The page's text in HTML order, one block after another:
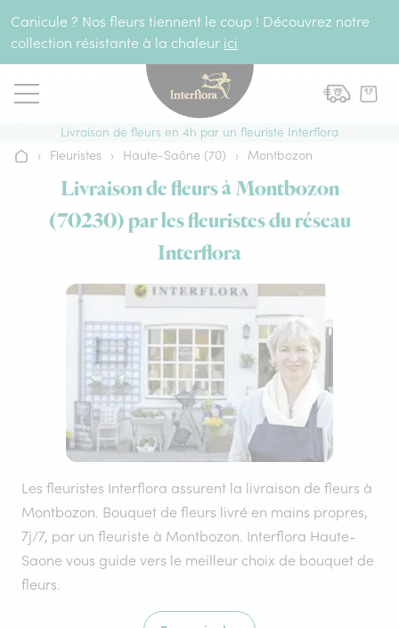
Canicule ? Nos fleurs tiennent le coup ! Découvrez notre
collection résistante à la chaleur ici
Livraison de fleurs en 4h par un fleuriste Interflora
Accueil
› Fleuristes › Haute-Saône (70) › Montbozon
Livraison de fleurs à Montbozon
(70230) par les fleuristes du réseau
Interflora
Les fleuristes Interflora assurent la livraison de fleurs à
Montbozon. Bouquet de fleurs livré en mains propres,
7j/7, par un fleuriste à Montbozon. Interflora Haute-
Saone vous guide vers le meilleur choix de bouquet de
fleurs.